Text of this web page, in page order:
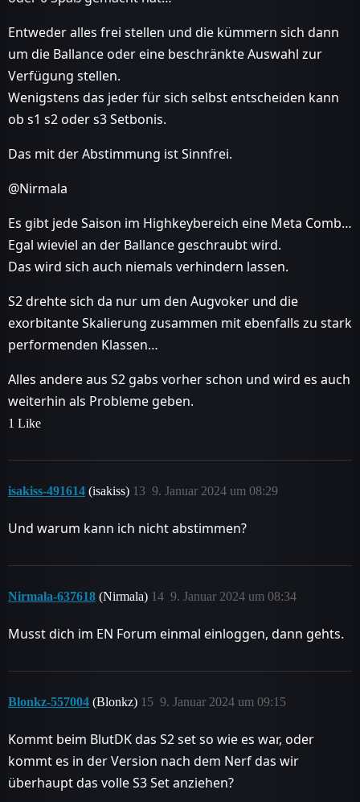
Entweder alles frei stellen und die kümmern sich dann
um die Ballance oder eine beschränkte Auswahl zur
Verfügung stellen.
Wenigstens das jeder für sich selbst entscheiden kann
ob s1 s2 oder s3 Setbonis.
Das mit der Abstimmung ist Sinnfrei.
@Nirmala
Es gibt jede Saison im Highkeybereich eine Meta Comb…
Egal wieviel an der Ballance geschraubt wird.
Das wird sich auch niemals verhindern lassen.
S2 drehte sich da nur um den Augvoker und die
exorbitante Skalierung zusammen mit ebenfalls zu stark
performenden Klassen…
Alles andere aus S2 gabs vorher schon und wird es auch
weiterhin als Probleme geben.
1 Like
isakiss-491614 (isakiss) 9. Januar 2024 um 08:29
13
Und warum kann ich nicht abstimmen?
Nirmala-637618 (Nirmala) 9. Januar 2024 um 08:34
14
Musst dich im EN Forum einmal einloggen, dann gehts.
Blonkz-557004 (Blonkz) 9. Januar 2024 um 09:15
15
Kommt beim BlutDK das S2 set so wie es war, oder
kommt es in der Version nach dem Nerf das wir
überhaupt das volle S3 Set anziehen?